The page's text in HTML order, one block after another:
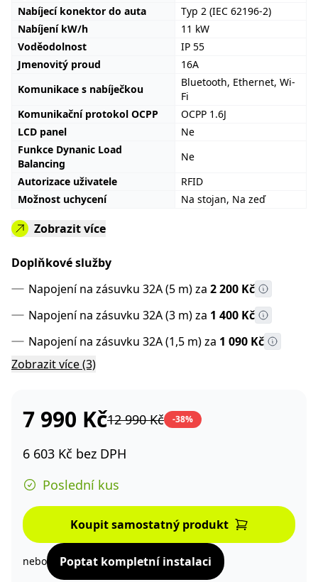
Nabíjecí konektor do auta
Typ 2 (IEC 62196-2)
Nabíjení kW/h
11 kW
Voděodolnost
IP 55
Jmenovitý proud
16A
Komunikace s nabíječkou
Bluetooth, Ethernet, Wi-
Fi
Komunikační protokol OCPP
OCPP 1.6J
LCD panel
Ne
Funkce Dynanic Load
Balancing
Ne
Autorizace uživatele
RFID
Možnost uchycení
Na stojan, Na zeď
Zobrazit více
Doplňkové služby
Napojení na zásuvku 32A (5 m) za 2 200 Kč
Napojení na zásuvku 32A (3 m) za 1 400 Kč
Napojení na zásuvku 32A (1,5 m) za 1 090 Kč
Napojení na zásuvku 16A (5 m) za
Napojení na zásuvku 16A (3 m) za
Napojení na zásuvku 16A (1,5 m) za
Zobrazit více (3)
7 990 Kč12 990 Kč -38%
6 603 Kč bez DPH
Poslední kus
Koupit samostatný produkt
nebo Poptat kompletní instalaci